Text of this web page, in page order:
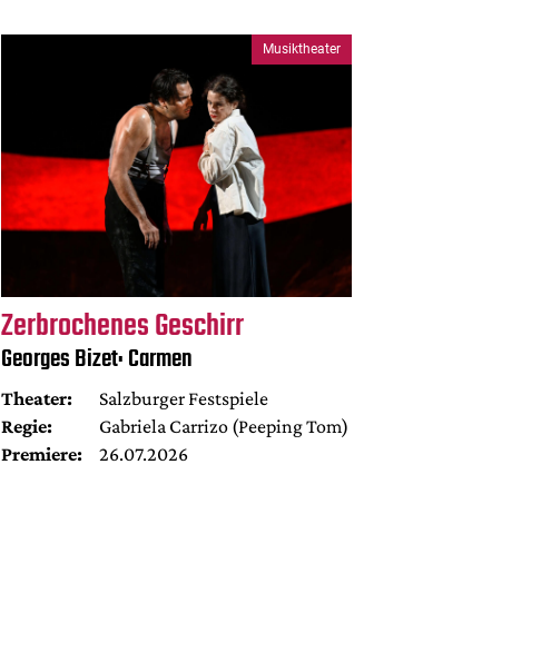
Musiktheater
Zerbrochenes Geschirr
Georges Bizet: Carmen
Theater:
Salzburger Festspiele
Regie:
Gabriela Carrizo (Peeping Tom)
Premiere:
26.07.2026